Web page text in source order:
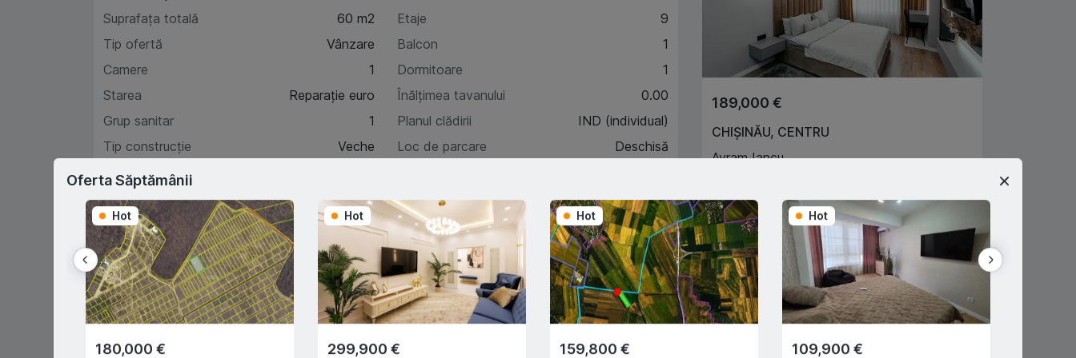
Suprafața totală
60 m2
Tip ofertă
Vânzare
Camere
1
Starea
Reparație euro
Grup sanitar
1
Tip construcție
Veche
Etaj
Etaje
9
Balcon
1
Dormitoare
1
Înălțimea tavanului
0.00
Planul clădirii
IND (individual)
Loc de parcare
Deschisă
Caracteristici
Descriere
189,000 €
CHIȘINĂU, CENTRU
Avram Iancu
Ciobu Victor
068306222
Agent imobiliar
Oferta Săptămânii
Hot
180,000 €
Hot
299,900 €
Hot
159,800 €
Hot
109,900 €